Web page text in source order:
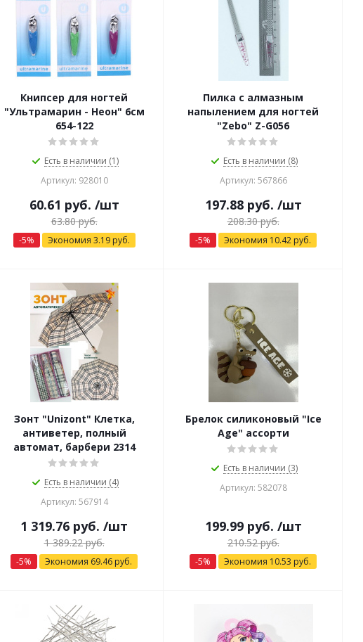
Книпсер для ногтей
"Ультрамарин - Неон" 6см
654-122
Есть в наличии (1)
Артикул: 928010
60.61 руб. /шт
63.80руб.
-5% Экономия 3.19руб.
Пилка c алмазным
напылением для ногтей
"Zebo" Z-G056
Есть в наличии (8)
Артикул: 567866
197.88руб. /шт
208.30руб.
-5% Экономия 10.42 руб.
Зонт "Unizont" Клетка,
антиветер, полный
автомат, барбери 2314
Есть в наличии (4)
Артикул: 567914
1 319.76 руб. /шт
1 389.22руб.
-5% Экономия 69.46 руб.
Брелок силиконовый "Ice
Age" ассорти
Есть в наличии (3)
Артикул: 582078
199.99руб. /шт
210.52руб.
-5% Экономия 10.53 руб.